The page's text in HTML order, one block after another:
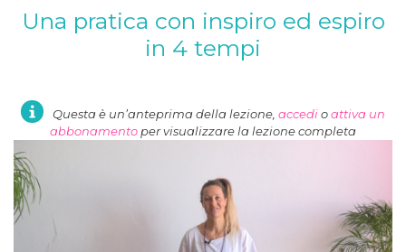
Una pratica con inspiro ed espiro
in 4 tempi
Questa è un’anteprima della lezione, accedioattiva un
abbonamento per visualizzare la lezione completa